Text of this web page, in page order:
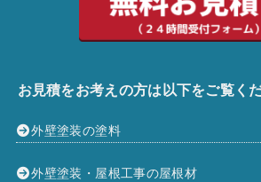
お見積をお考えの方は以下をご覧く
外壁塗装の塗料
外壁塗装・屋根工事の屋根材